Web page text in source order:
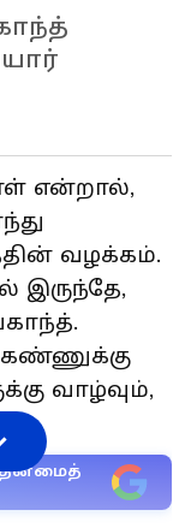
என்றால்,
வழக்கம்.
இருந்தே,
கண்ணுக்கு
வாழ்வும்,